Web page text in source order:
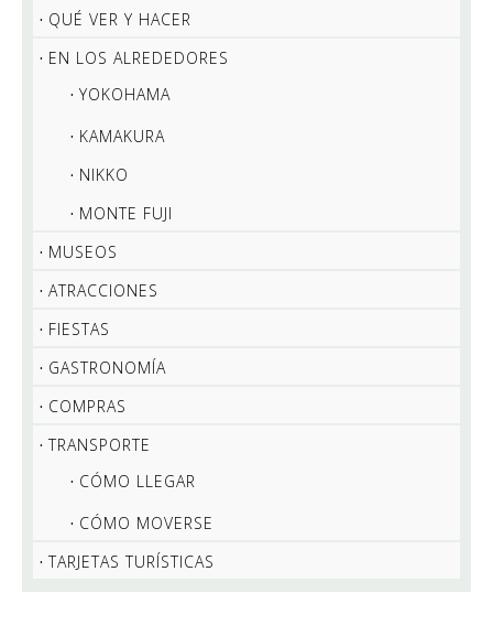
QUÉ VER Y HACER
EN LOS ALREDEDORES
YOKOHAMA
KAMAKURA
NIKKO
MONTE FUJI
MUSEOS
ATRACCIONES
FIESTAS
GASTRONOMÍA
COMPRAS
TRANSPORTE
CÓMO LLEGAR
CÓMO MOVERSE
TARJETAS TURÍSTICAS